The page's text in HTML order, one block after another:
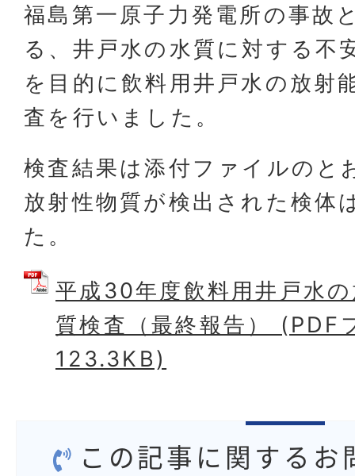
福島第一原子力発電所の事故
る、井戸水の水質に対する不
を目的に飲料用井戸水の放射
査を行いました。
検査結果は添付ファイルのと
放射性物質が検出された検体
た。
平成30年度飲料用井戸水
質検査（最終報告） (PDF
123.3KB)
この記事に関するお